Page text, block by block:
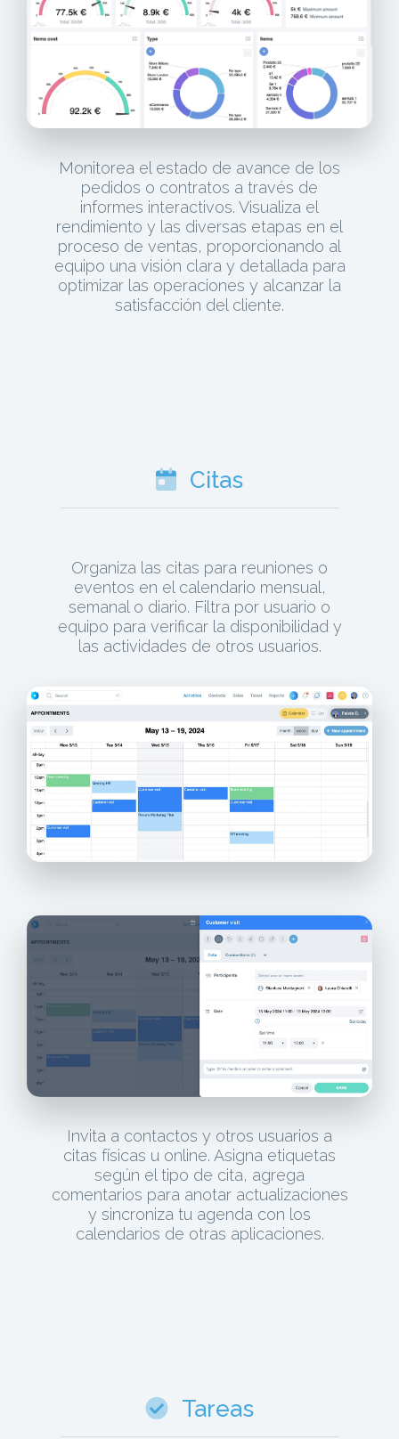
Monitorea el estado de avance de los
pedidos o contratos a través de
informes interactivos. Visualiza el
rendimiento y las diversas etapas en el
proceso de ventas, proporcionando al
equipo una visión clara y detallada para
optimizar las operaciones y alcanzar la
satisfacción del cliente.
Citas
Organiza las citas para reuniones o
eventos en el calendario mensual,
semanal o diario. Filtra por usuario o
equipo para verificar la disponibilidad y
las actividades de otros usuarios.
Invita a contactos y otros usuarios a
citas físicas u online. Asigna etiquetas
según el tipo de cita, agrega
comentarios para anotar actualizaciones
y sincroniza tu agenda con los
calendarios de otras aplicaciones.
Tareas